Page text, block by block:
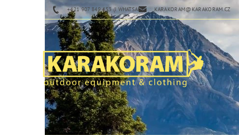
+421 907 849 453 (I WHATSAPP) KARAKORAM@KARAKORAM.CZ